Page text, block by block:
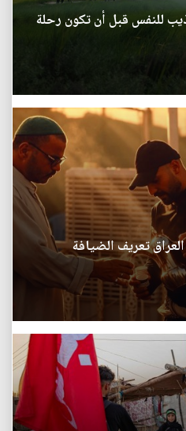
للنفس قبل أن تكون رحلة
تعريف الضيافة